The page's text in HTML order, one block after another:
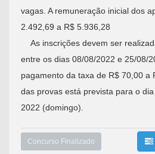
vagas. A remuneração inicial dos
2.492,69 a R$ 5.936,28
As inscrições devem ser
entre os dias 08/08/2022 e 25/08/
pagamento da taxa de R$ 70,00 a
das provas está prevista para o
2022 (domingo).
Concurso Finalizado